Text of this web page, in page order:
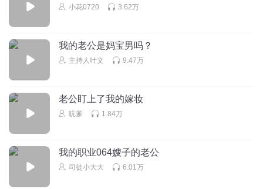
小花0720 3.62万
我的老公是妈宝男吗？
主持人叶文 9.47万
老公盯上了我的嫁妆
吭爹 1.84万
我的职业064嫂子的老公
司徒小大大 6.01万